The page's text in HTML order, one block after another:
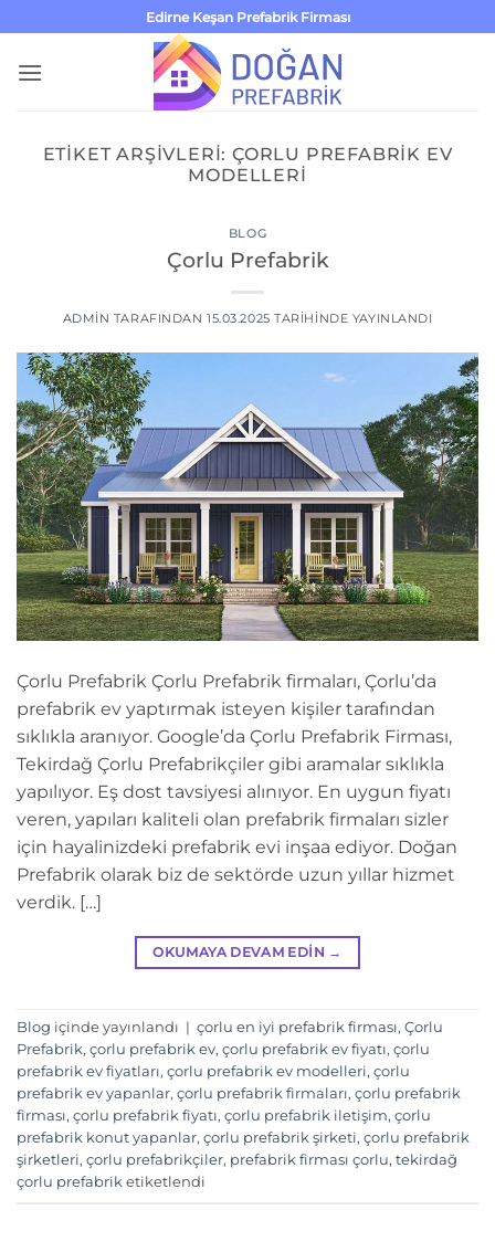
atla
Edirne Keşan Prefabrik Firması
ETIKET ARŞIVLERI: ÇORLU PREFABRIK EV
MODELLERI
BLOG
Çorlu Prefabrik
ADMIN TARAFINDAN 15.03.2025 TARIHINDE YAYINLANDI
Çorlu Prefabrik Çorlu Prefabrik firmaları, Çorlu’da
prefabrik ev yaptırmak isteyen kişiler tarafından
sıklıkla aranıyor. Google’da Çorlu Prefabrik Firması,
Tekirdağ Çorlu Prefabrikçiler gibi aramalar sıklıkla
yapılıyor. Eş dost tavsiyesi alınıyor. En uygun fiyatı
veren, yapıları kaliteli olan prefabrik firmaları sizler
için hayalinizdeki prefabrik evi inşaa ediyor. Doğan
Prefabrik olarak biz de sektörde uzun yıllar hizmet
verdik. […]
OKUMAYA DEVAM EDIN →
Blog içinde yayınlandı | çorlu en iyi prefabrik firması, Çorlu
Prefabrik, çorlu prefabrik ev, çorlu prefabrik ev fiyatı, çorlu
prefabrik ev fiyatları, çorlu prefabrik ev modelleri, çorlu
prefabrik ev yapanlar, çorlu prefabrik firmaları, çorlu prefabrik
firması, çorlu prefabrik fiyatı, çorlu prefabrik iletişim, çorlu
prefabrik konut yapanlar, çorlu prefabrik şirketi, çorlu prefabrik
şirketleri, çorlu prefabrikçiler, prefabrik firması çorlu, tekirdağ
çorlu prefabrik etiketlendi